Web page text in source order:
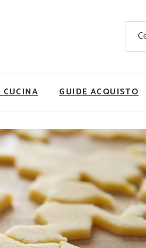
GUIDE ACQUISTO
Ricette
Ricette
Ricette Dolci
Ricette Carne
Ricette
Ricette Pizze
Ricette
Ricette Piatti
Ricette Pesce
Video Ricette
Ricette per